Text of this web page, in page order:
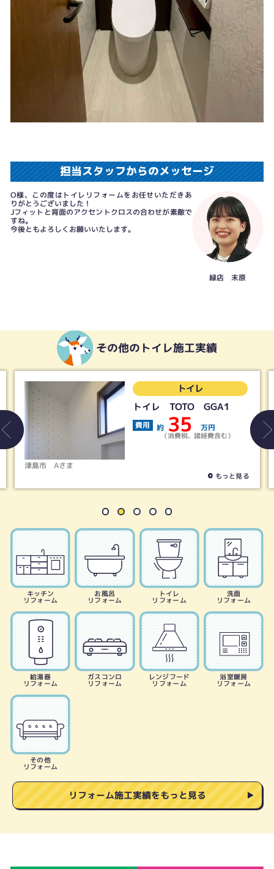
担当スタッフからのメッセージ
O様、この度はトイレリフォームをお任せいただきあ
りがとうございました！
Jフィットと背面のアクセントクロスの合わせが素敵で
すね。
今後ともよろしくお願いいたします。
緑店 末原
その他のトイレ施工実績
津島市 Aさま
トイレ
トイレ TOTO GGA1
費用 約 35 万円
（消費税、諸経費含む）
もっと見る
キッチン
リフォーム
お風呂
リフォーム
トイレ
リフォーム
洗面
リフォーム
給湯器
リフォーム
ガスコンロ
リフォーム
レンジフード
リフォーム
浴室暖房
リフォーム
その他
リフォーム
リフォーム施工実績をもっと見る